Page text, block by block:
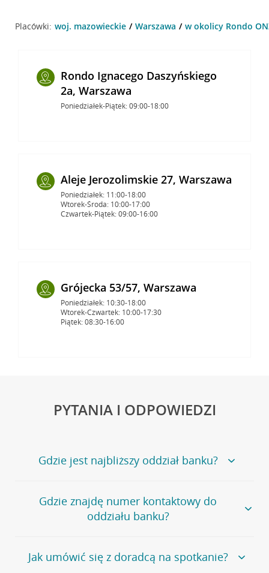
Placówki: woj. mazowieckie Warszawa w okolicy Rondo
Rondo Ignacego Daszyńskiego
2a, Warszawa
Poniedziałek-Piątek: 09:00-18:00
Aleje Jerozolimskie 27, Warszawa
Poniedziałek: 11:00-18:00
Wtorek-Środa: 10:00-17:00
Czwartek-Piątek: 09:00-16:00
Grójecka 53/57, Warszawa
Poniedziałek: 10:30-18:00
Wtorek-Czwartek: 10:00-17:30
Piątek: 08:30-16:00
PYTANIA I ODPOWIEDZI
Gdzie jest najbliższy oddział banku?
Jeśli szukasz oddziału naszego banku, zapraszamy na
stronęPlacówki i bankomaty, na której znajduje się
wygodna wyszukiwarka.
oddziałów
Gdzie znajdę numer kontaktowy do
oddziału banku?
Bank Credit Agricole nie udostępnia ogólnego numeru
telefonu do placówki bankowej.
Jak umówić się z doradcą na spotkanie?